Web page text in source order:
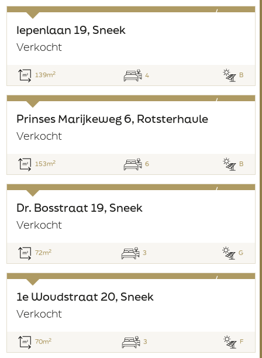
verkocht
Iepenlaan 19, Sneek
Verkocht
139m2 4 B
verkocht
Prinses Marijkeweg 6, Rotsterhaule
Verkocht
153m2 6 B
verkocht
Dr. Bosstraat 19, Sneek
Verkocht
72m2 3 G
verkocht
1e Woudstraat 20, Sneek
Verkocht
70m2 3 F